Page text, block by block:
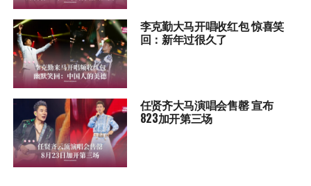
李克勤大马开唱收红包 惊喜笑
回：新年过很久了
任贤齐大马演唱会售罄 宣布
823加开第三场